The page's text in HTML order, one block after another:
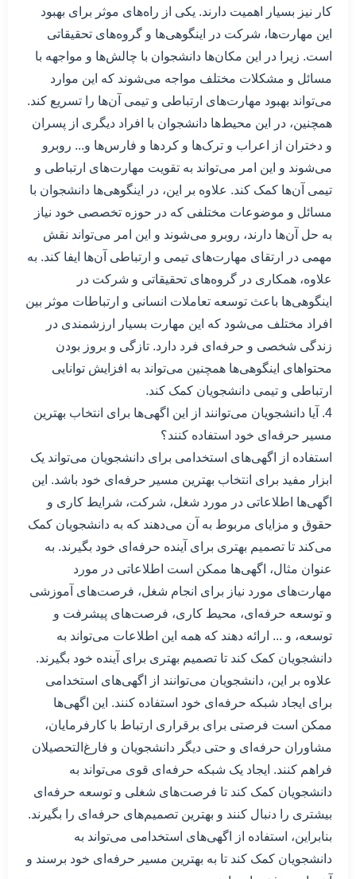
کار نیز بسیار اهمیت دارند. یکی از راه‌های موثر برای بهبود
این مهارت‌ها، شرکت در اینگوهی‌ها و گروه‌های تحقیقاتی
است. زیرا در این مکان‌ها دانشجوان با چالش‌ها و مواجهه با
مسائل و مشکلات مختلف مواجه می‌شوند که این موارد
می‌تواند بهبود مهارت‌های ارتباطی و تیمی آن‌ها را تسریع کند.
همچنین، در این محیط‌ها دانشجوان با افراد دیگری از پسران
و دختران از اعراب و ترک‌ها و کردها و فارس‌ها و... روبرو
می‌شوند و این امر می‌تواند به تقویت مهارت‌های ارتباطی و
تیمی آن‌ها کمک کند. علاوه بر این، در اینگوهی‌ها دانشجوان با
مسائل و موضوعات مختلفی که در حوزه تخصصی خود نیاز
به حل آن‌ها دارند، روبرو می‌شوند و این امر می‌تواند نقش
مهمی در ارتقای مهارت‌های تیمی و ارتباطی آن‌ها ایفا کند. به
علاوه، همکاری در گروه‌های تحقیقاتی و شرکت در
اینگوهی‌ها باعث توسعه تعاملات انسانی و ارتباطات موثر بین
افراد مختلف می‌شود که این مهارت بسیار ارزشمندی در
زندگی شخصی و حرفه‌ای فرد دارد. تازگی و بروز بودن
محتواهای اینگوهی‌ها همچنین می‌تواند به افزایش توانایی
ارتباطی و تیمی دانشجویان کمک کند.
4. آیا دانشجویان می‌توانند از این اگهی‌ها برای انتخاب بهترین
مسیر حرفه‌ای خود استفاده کنند؟
استفاده از اگهی‌های استخدامی برای دانشجویان می‌تواند یک
ابزار مفید برای انتخاب بهترین مسیر حرفه‌ای خود باشد. این
اگهی‌ها اطلاعاتی در مورد شغل، شرکت، شرایط کاری و
حقوق و مزایای مربوط به آن می‌دهند که به دانشجویان کمک
می‌کند تا تصمیم بهتری برای آینده حرفه‌ای خود بگیرند. به
عنوان مثال، اگهی‌ها ممکن است اطلاعاتی در مورد
مهارت‌های مورد نیاز برای انجام شغل، فرصت‌های آموزشی
و توسعه حرفه‌ای، محیط کاری، فرصت‌های پیشرفت و
توسعه، و ... ارائه دهند که همه این اطلاعات می‌تواند به
دانشجویان کمک کند تا تصمیم بهتری برای آینده خود بگیرند.
علاوه بر این، دانشجویان می‌توانند از اگهی‌های استخدامی
برای ایجاد شبکه حرفه‌ای خود استفاده کنند. این اگهی‌ها
ممکن است فرصتی برای برقراری ارتباط با کارفرمایان،
مشاوران حرفه‌ای و حتی دیگر دانشجویان و فارغ‌التحصیلان
فراهم کنند. ایجاد یک شبکه حرفه‌ای قوی می‌تواند به
دانشجویان کمک کند تا فرصت‌های شغلی و توسعه حرفه‌ای
بیشتری را دنبال کنند و بهترین تصمیم‌های حرفه‌ای را بگیرند.
بنابراین، استفاده از اگهی‌های استخدامی می‌تواند به
دانشجویان کمک کند تا به بهترین مسیر حرفه‌ای خود برسند و